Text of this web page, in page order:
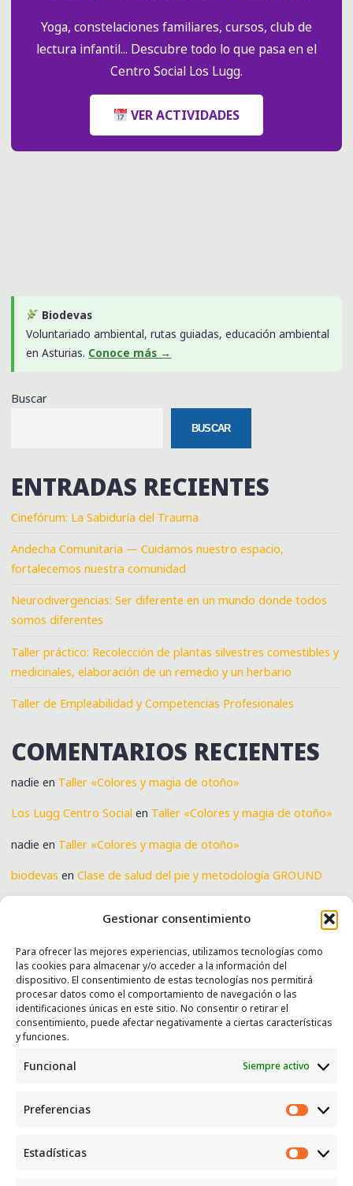
Gestionar consentimiento
Para ofrecer las mejores experiencias, utilizamos tecnologías como
las cookies para almacenar y/o acceder a la información del
dispositivo. El consentimiento de estas tecnologías nos permitirá
procesar datos como el comportamiento de navegación o las
identificaciones únicas en este sitio. No consentir o retirar el
consentimiento, puede afectar negativamente a ciertas características
y funciones.
Funcional Siempre activo
Preferencias
Estadísticas
Yoga, constelaciones familiares, cursos, club de
lectura infantil... Descubre todo lo que pasa en el
Centro Social Los Lugg.
VER ACTIVIDADES
Biodevas
Voluntariado ambiental, rutas guiadas, educación ambiental
en Asturias. Conoce más →
Buscar
BUSCAR
ENTRADAS RECIENTES
Cinefórum: La Sabiduría del Trauma
Andecha Comunitaria — Cuidamos nuestro espacio,
fortalecemos nuestra comunidad
Neurodivergencias: Ser diferente en un mundo donde todos
somos diferentes
Taller práctico: Recolección de plantas silvestres comestibles y
medicinales, elaboración de un remedio y un herbario
Taller de Empleabilidad y Competencias Profesionales
COMENTARIOS RECIENTES
nadie en Taller «Colores y magia de otoño»
Los Lugg Centro Social en Taller «Colores y magia de otoño»
nadie en Taller «Colores y magia de otoño»
biodevas enClase de salud del pie y metodología GROUND
SERVICIOS
Recogida e intercambio de ropa y enseres.
INFORMACIÓN
Política de privacidad
CONTACTO
Correo: luggcentrosocial @ biodevas.org